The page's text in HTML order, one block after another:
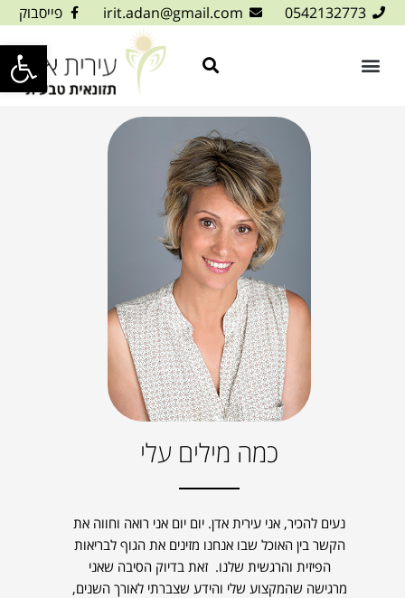
פתח
0542132773
irit.adan@gmail.com פייסבוק
כמה מילים עלי
נעים להכיר, אני עירית אדן. יום יום אני רואה וחווה את
הקשר בין האוכל שבו אנחנו מזינים את הגוף לבריאות
הפיזית והרגשית שלנו. זאת בדיוק הסיבה שאני
מרגישה שהמקצוע שלי והידע שצברתי לאורך השנים,